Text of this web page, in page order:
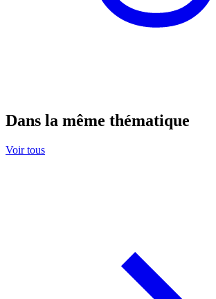
Dans la même thématique
Voir tous